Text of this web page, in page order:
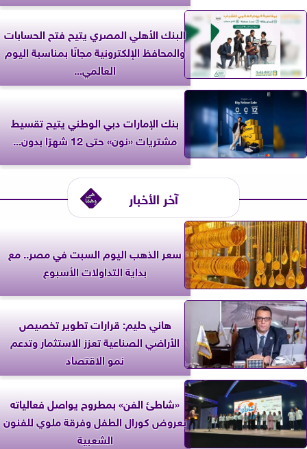
البنك الأهلي المصري يتيح فتح الحسابات
والمحافظ الإلكترونية مجانًا بمناسبة اليوم
العالمي...
بنك الإمارات دبي الوطني يتيح تقسيط
مشتريات «نون» حتى 12 شهرًا بدون...
آخر الأخبار
سعر الذهب اليوم السبت في مصر.. مع
بداية التداولات الأسبوع
هاني حليم: قرارات تطوير تخصيص
الأراضي الصناعية تعزز الاستثمار وتدعم
نمو الاقتصاد
«شاطئ الفن» بمطروح يواصل فعالياته
بعروض كورال الطفل وفرقة ملوي للفنون
الشعبية